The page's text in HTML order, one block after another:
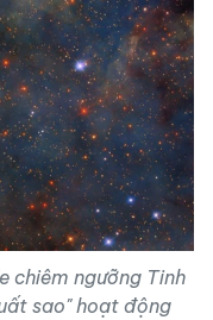
chiêm ngưỡng Tinh
sao" hoạt động